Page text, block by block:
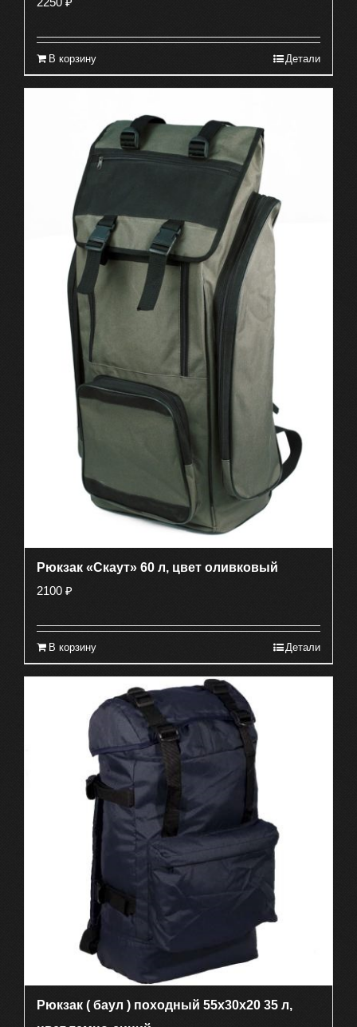
В корзину Детали
Рюкзак «Скаут» 60 л, цвет оливковый
2100 ₽
В корзину Детали
Рюкзак ( баул ) походный 55х30х20 35 л,